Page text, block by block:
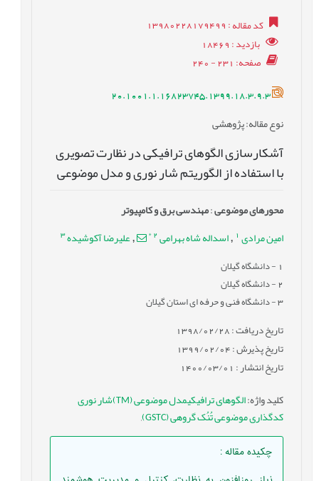
کد مقاله: 13980228179499
بازدید: 18469
صفحه: 231 - 240
20.1001.1.16823745.1399.18.3.9.3
نوع مقاله: پژوهشی
آشکارسازی الگوهای ترافیکی در نظارت تصویری
با استفاده از الگوریتم شار نوری و مدل موضوعی
محورهای موضوعی:مهندسی برق و کامپیوتر
امین مرادی , اسداله شاه بهرامی 2
*
,علیرضا آکوشیده3
- دانشگاه گیلان
2- دانشگاه گیلان
3- دانشگاه فنی و حرفه ‏ای استان گیلان
تاریخ دریافت : 1398/02/28
تاریخ پذیرش : 1399/02/04
تاریخ انتشار : 1400/03/01
کلید واژه:
الگوهای ترافیکیمدل موضوعی (TM)شار نوری
کدگذاری موضوعی تُنُک گروهی (GSTC)
چکیده مقاله: